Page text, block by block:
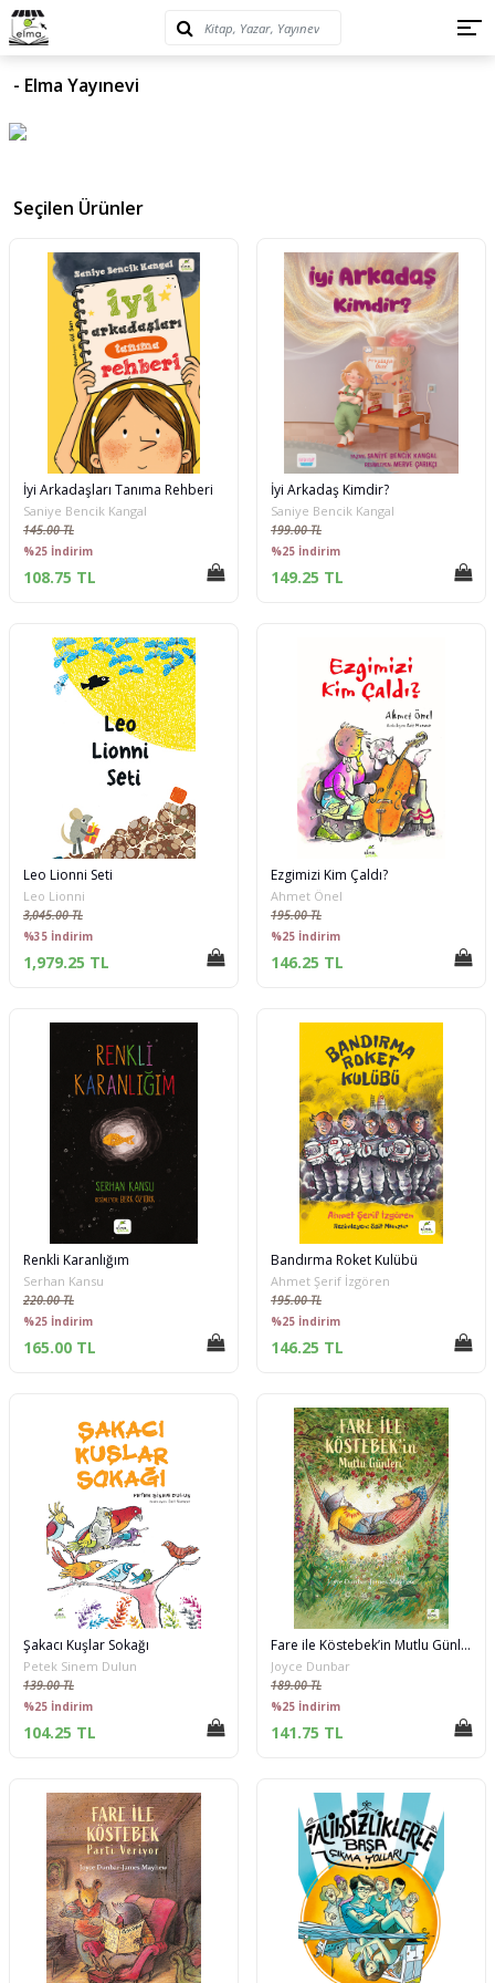
- Elma Yayınevi
Seçilen Ürünler
İyi Arkadaşları Tanıma Rehberi
Saniye Bencik Kangal
145.00 TL
%25 İndirim
108.75 TL
İyi Arkadaş Kimdir?
Saniye Bencik Kangal
199.00 TL
%25 İndirim
149.25 TL
Leo Lionni Seti
Leo Lionni
3,045.00 TL
%35 İndirim
1,979.25 TL
Ezgimizi Kim Çaldı?
Ahmet Önel
195.00 TL
%25 İndirim
146.25 TL
Renkli Karanlığım
Serhan Kansu
220.00 TL
%25 İndirim
165.00 TL
Bandırma Roket Kulübü
Ahmet Şerif İzgören
195.00 TL
%25 İndirim
146.25 TL
Şakacı Kuşlar Sokağı
Petek Sinem Dulun
139.00 TL
%25 İndirim
104.25 TL
Fare ile Köstebek’in Mutlu Günleri
Joyce Dunbar
189.00 TL
%25 İndirim
141.75 TL